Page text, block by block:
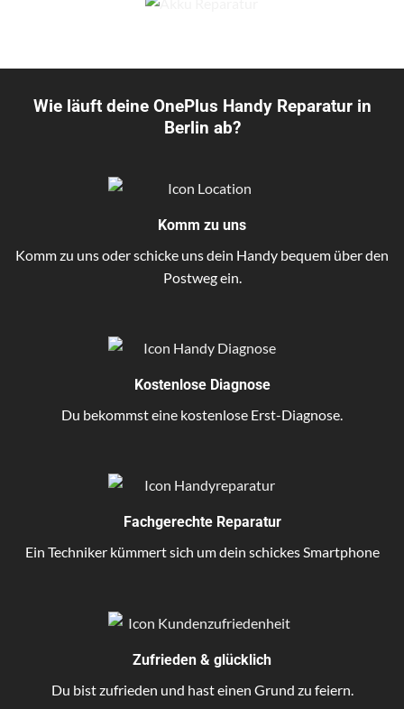
Wie läuft deine OnePlus Handy Reparatur in
Berlin ab?
Komm zu uns
Komm zu uns oder schicke uns dein Handy bequem über den
Postweg ein.
Kostenlose Diagnose
Du bekommst eine kostenlose Erst-Diagnose.
Fachgerechte Reparatur
Ein Techniker kümmert sich um dein schickes Smartphone
Zufrieden & glücklich
Du bist zufrieden und hast einen Grund zu feiern.